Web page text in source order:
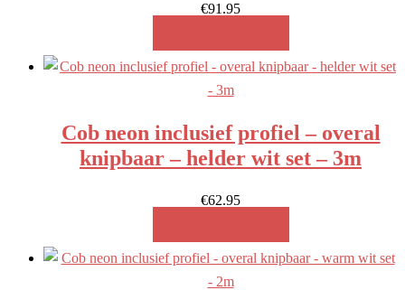
€91.95
Cob neon inclusief profiel – overal
knipbaar – helder wit set – 3m
€62.95